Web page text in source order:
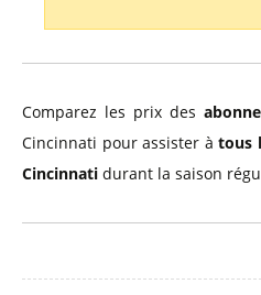
Comparez les prix des
Cincinnati pour assister à tous
Cincinnati durant la saison